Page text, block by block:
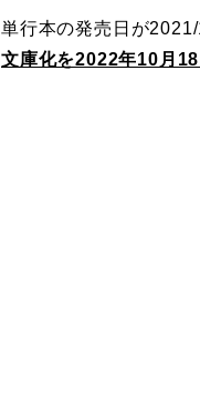
単行本の発売日が
文庫化を2022年10月18